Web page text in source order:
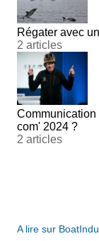
Régater avec
2 articles
Communication
com' 2024 ?
2 articles
A lire sur